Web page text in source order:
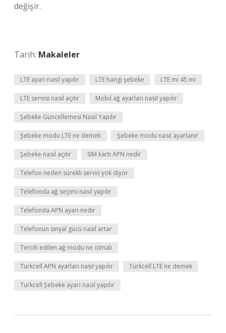
değişir.
Tarih: Makaleler
LTE ayarı nasıl yapılır LTE hangi şebeke LTE mi 45 mi
LTE servisi nasıl açılır Mobil ağ ayarları nasıl yapılır
Şebeke Güncellemesi Nasıl Yapılır
Şebeke modu LTE ne demek Şebeke modu nasıl ayarlanır
Şebeke nasıl açılır SIM kartı APN nedir
Telefon neden sürekli servis yok diyor
Telefonda ağ seçimi nasıl yapılır
Telefonda APN ayarı nedir
Telefonun sinyal gücü nasıl artar
Tercih edilen ağ modu ne olmalı
Turkcell APN ayarları nasıl yapılır Turkcell LTE ne demek
Turkcell Şebeke ayarı nasıl yapılır